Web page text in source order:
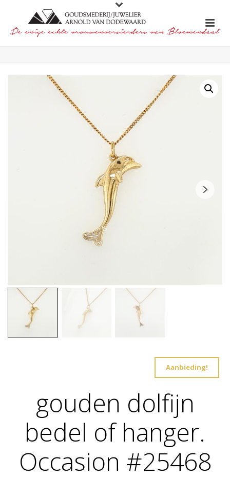
Aanbieding!
gouden dolfijn
bedel of hanger.
Occasion #25468